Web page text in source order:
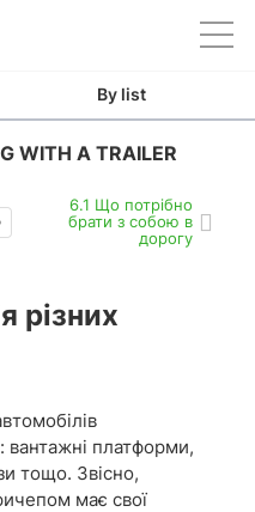
By list
WITH A TRAILER
6.1 Що потрібно
брати з собою в
дорогу
різних
вантажні платформи,
тощо. Звісно,
має свої